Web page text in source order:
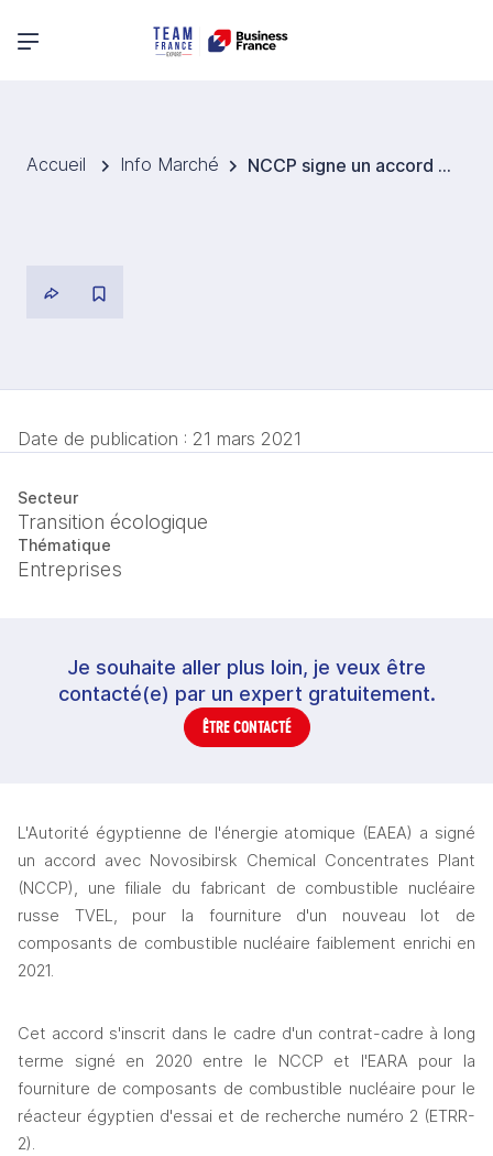
Menu principal
Accueil Info Marché NCCP signe un accord de fourniture de combustible nucléaire avec l'autorité égyptienne de l'énergie atomique
Date de publication : 21 mars 2021
Secteur
Transition écologique
Thématique
Entreprises
Je souhaite aller plus loin, je veux être
contacté(e) par un expert gratuitement.
ÊTRE CONTACTÉ
L'Autorité égyptienne de l'énergie atomique (EAEA) a signé
un accord avec Novosibirsk Chemical Concentrates Plant
(NCCP), une filiale du fabricant de combustible nucléaire
russe TVEL, pour la fourniture d'un nouveau lot de
composants de combustible nucléaire faiblement enrichi en
2021.
Cet accord s'inscrit dans le cadre d'un contrat-cadre à long
terme signé en 2020 entre le NCCP et l'EARA pour la
fourniture de composants de combustible nucléaire pour le
réacteur égyptien d'essai et de recherche numéro 2 (ETRR-
2).